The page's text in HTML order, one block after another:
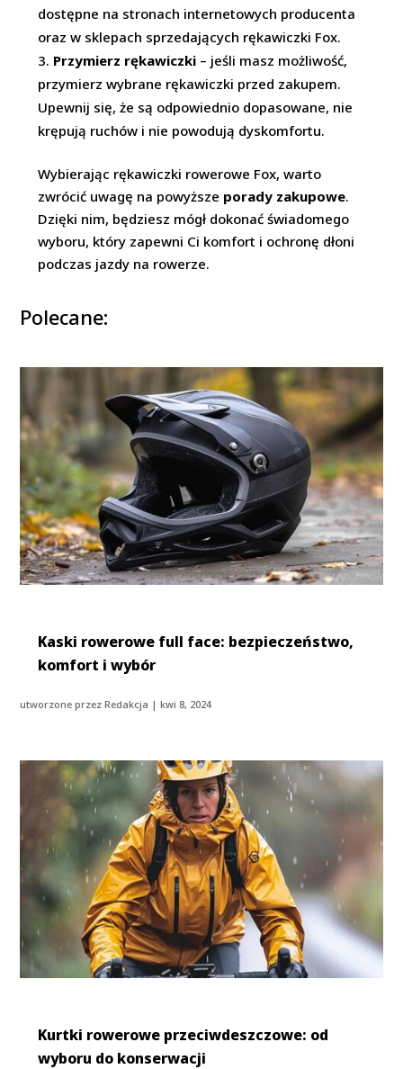
dostępne na stronach internetowych producenta
oraz w sklepach sprzedających rękawiczki Fox.
Przymierz rękawiczki – jeśli masz możliwość,
przymierz wybrane rękawiczki przed zakupem.
Upewnij się, że są odpowiednio dopasowane, nie
krępują ruchów i nie powodują dyskomfortu.
Wybierając rękawiczki rowerowe Fox, warto
zwrócić uwagę na powyższe porady zakupowe.
Dzięki nim, będziesz mógł dokonać świadomego
wyboru, który zapewni Ci komfort i ochronę dłoni
podczas jazdy na rowerze.
Polecane:
Kaski rowerowe full face: bezpieczeństwo,
komfort i wybór
utworzone przezRedakcja |kwi 8, 2024
Kurtki rowerowe przeciwdeszczowe: od
wyboru do konserwacji